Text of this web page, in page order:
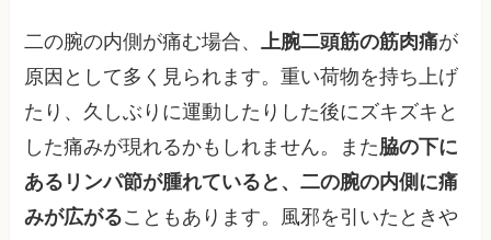
二の腕の内側が痛む場合、上腕二頭筋の筋肉痛が
原因として多く見られます。重い荷物を持ち上げ
たり、久しぶりに運動したりした後にズキズキと
した痛みが現れるかもしれません。また脇の下に
あるリンパ節が腫れていると、二の腕の内側に痛
みが広がることもあります。風邪を引いたときや